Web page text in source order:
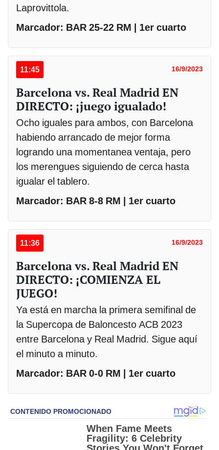
Laprovittola.
Marcador: BAR 25-22 RM | 1er cuarto
11:45 16/9/2023
Barcelona vs. Real Madrid EN
DIRECTO: ¡juego igualado!
Ocho iguales para ambos, con Barcelona
habiendo arrancado de mejor forma
logrando una momentanea ventaja, pero
los merengues siguiendo de cerca hasta
igualar el tablero.
Marcador: BAR 8-8 RM | 1er cuarto
11:36 16/9/2023
Barcelona vs. Real Madrid EN
DIRECTO: ¡COMIENZA EL
JUEGO!
Ya está en marcha la primera semifinal de
la Supercopa de Baloncesto ACB 2023
entre Barcelona y Real Madrid. Sigue aquí
el minuto a minuto.
Marcador: BAR 0-0 RM | 1er cuarto